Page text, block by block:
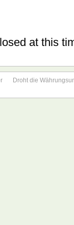
at this
Droht die